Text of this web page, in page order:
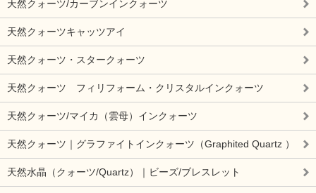
天然クォーツ/カーブンインクォーツ
天然クォーツキャッツアイ
天然クォーツ・スタークォーツ
天然クォーツ フィリフォーム・クリスタルインクォーツ
天然クォーツ/マイカ（雲母）インクォーツ
天然クォーツ｜グラファイトインクォーツ（Graphited Quartz ）
天然水晶（クォーツ/Quartz）｜ビーズ/ブレスレット